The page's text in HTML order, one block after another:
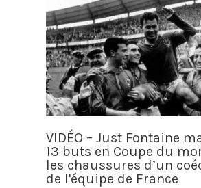
VIDÉO – Just Fontaine
13 buts en Coupe du
les chaussures d’un
de l'équipe de France